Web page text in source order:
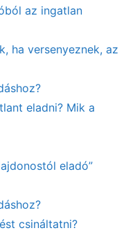
az ingatlan
ha versenyeznek, az
eladni? Mik a
eladó”
csináltatni?